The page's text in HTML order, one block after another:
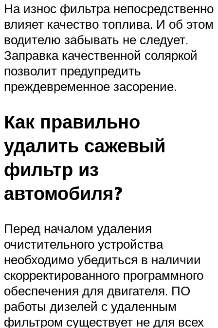
На износ фильтра непосредственно
влияет качество топлива. И об этом
водителю забывать не следует.
Заправка качественной соляркой
позволит предупредить
преждевременное засорение.
Как правильно
удалить сажевый
фильтр из
автомобиля?
Перед началом удаления
очистительного устройства
необходимо убедиться в наличии
скорректированного программного
обеспечения для двигателя. ПО
работы дизелей с удаленным
фильтром существует не для всех